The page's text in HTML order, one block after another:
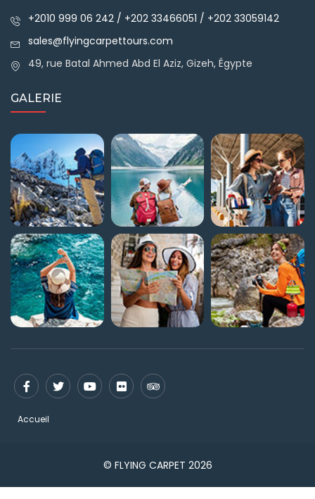
+2010 999 06 242 / +202 33466051 / +202 33059142
sales@flyingcarpettours.com
49, rue Batal Ahmed Abd El Aziz, Gizeh, Égypte
GALERIE
Accueil
© FLYING CARPET 2026